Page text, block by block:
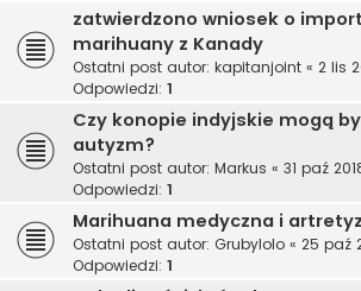
zatwierdzono wniosek o
marihuany z Kanady
Ostatni post autor: kapitanjoint « 2 lis
Odpowiedzi: 1
Czy konopie indyjskie mogą
autyzm?
Ostatni post autor: Markus « 31 paź
Odpowiedzi: 1
Marihuana medyczna i
Ostatni post autor: Grubylolo « 25 paź
Odpowiedzi: 1